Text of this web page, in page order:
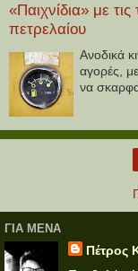
«Παιχνίδια» με τις
πετρελαίου
Ανοδικά
αγορές,
να
ΓΙΑ ΜΕΝΑ
Πέτρος